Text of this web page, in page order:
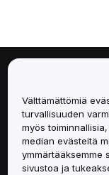
Palvelut
Tuki
Välttämättömiä
turvallisuuden
myös
median evästeitä
ymmärtääksemme
sivustoa ja